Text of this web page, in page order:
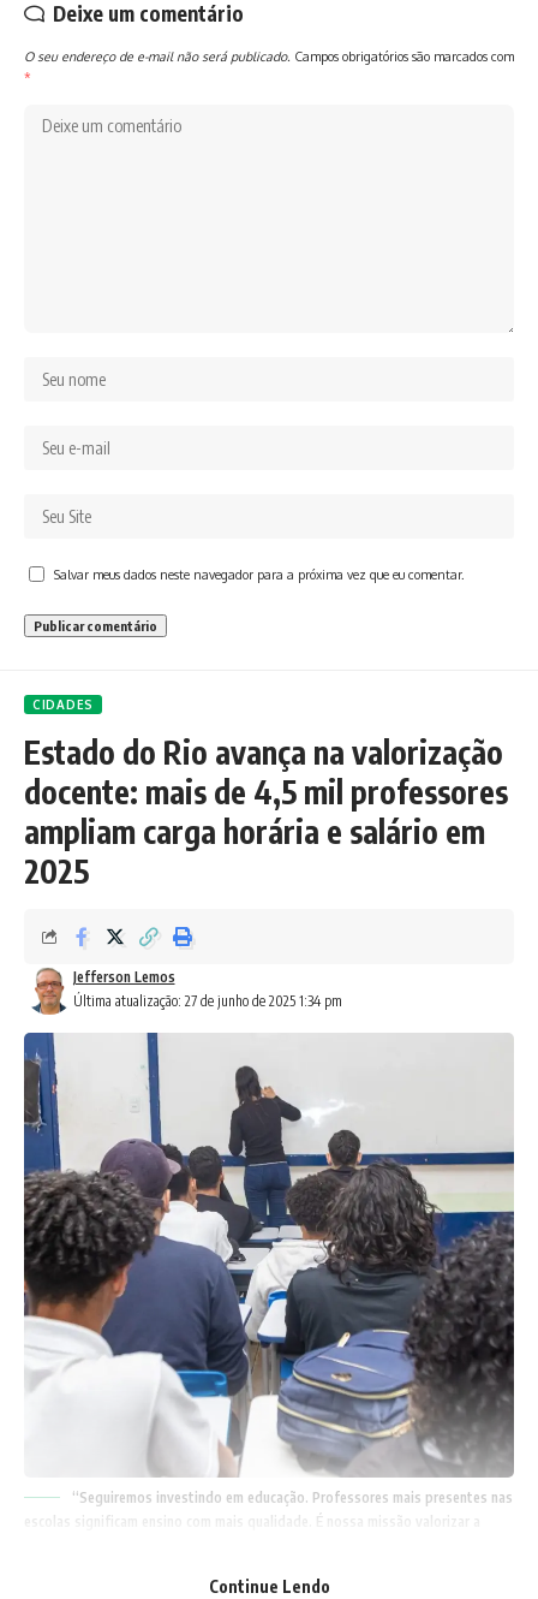
Deixe um comentário
O seu endereço de e-mail não será publicado. Campos obrigatórios são marcados com
*
Salvar meus dados neste navegador para a próxima vez que eu comentar.
CIDADES
Estado do Rio avança na valorização
docente: mais de 4,5 mil professores
ampliam carga horária e salário em
2025
Última atualização: 27 de junho de 2025 1:34 pm
Jefferson Lemos
“Seguiremos investindo em educação. Professores mais presentes nas
escolas significam ensino com mais qualidade. É nossa missão valorizar a
Continue Lendo